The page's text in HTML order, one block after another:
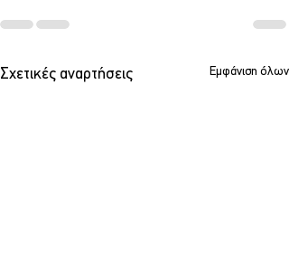
Σχετικές αναρτήσεις Εμφάνιση όλων